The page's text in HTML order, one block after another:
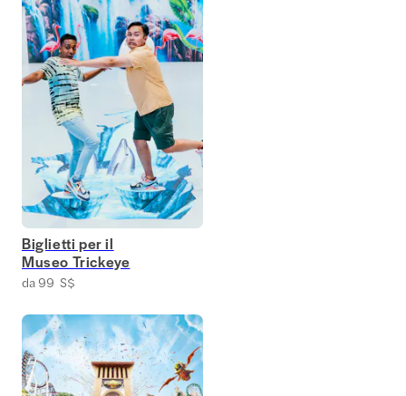
Biglietti per il
Museo Trickeye
da 99 S$